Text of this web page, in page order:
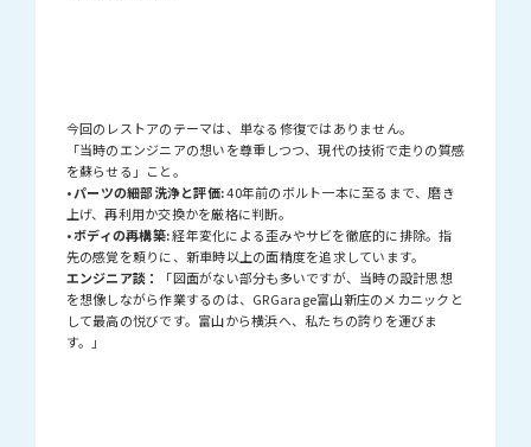
今回のレストアのテーマは、単なる修復ではありません。
「当時のエンジニアの想いを尊重しつつ、現代の技術で走りの質感
を蘇らせる」こと。
•パーツの細部洗浄と評価:40年前のボルト一本に至るまで、磨き
上げ、再利用か交換かを厳格に判断。
•ボディの再構築:経年変化による歪みやサビを徹底的に排除。指
先の感覚を頼りに、新車時以上の面精度を追求しています。
エンジニア談：
「図面がない部分も多いですが、当時の設計思想
を想像しながら作業するのは、GRGarage富山新庄のメカニックと
して最高の悦びです。富山から横浜へ、私たちの誇りを運びま
す。」